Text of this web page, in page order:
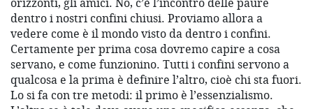
dentro i nostri confini chiusi. Proviamo allora a
vedere come è il mondo visto da dentro i confini.
Certamente per prima cosa dovremo capire a cosa
servano, e come funzionino. Tutti i confini servono a
qualcosa e la prima è definire l’altro, cioè chi sta fuori.
Lo si fa con tre metodi: il primo è l’essenzialismo.